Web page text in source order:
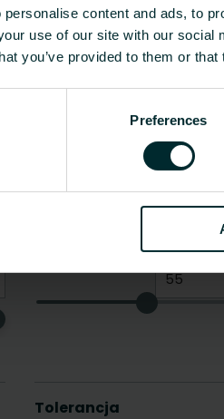
content and ads, to
use of our site with our
you’ve provided to them or
Preferences